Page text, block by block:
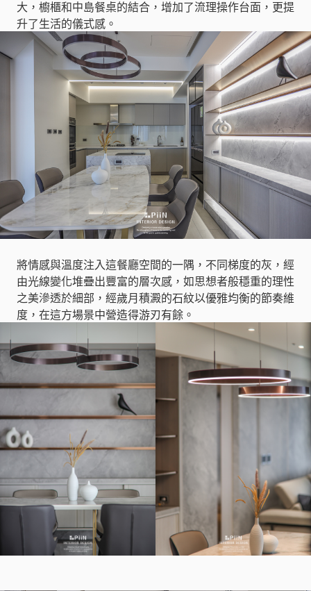
大，櫥櫃和中島餐桌的結合，增加了流理操作台面，更提
升了生活的儀式感。
將情感與溫度注入這餐廳空間的一隅，不同梯度的灰，經
由光線變化堆疊出豐富的層次感，如思想者般穩重的理性
之美滲透於細部，經歲月積澱的石紋以優雅均衡的節奏維
度，在這方場景中營造得游刃有餘。